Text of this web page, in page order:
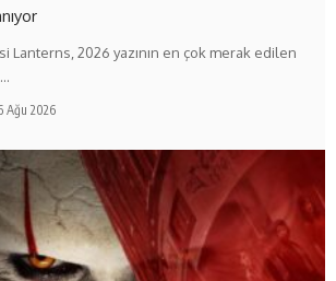
Lanterns, 2026 yazının en çok merak edilen
Ağu 2026